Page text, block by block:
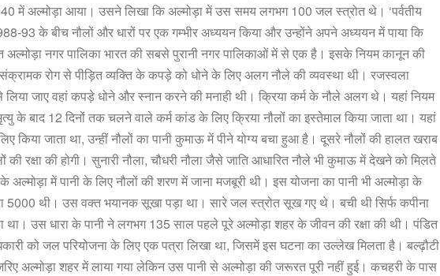
मेंअल्मोड़ाआया। उसनेलिखाकिअल्मोड़ामेंउससमयलगभग100 जलस्त्रोत थे। ‘पर्वतीय
93 केबीचनौलोंऔरधारोंपरएकगम्भीरअध्ययनकियाऔरउन्होंनेअपनेअध्ययनमेंपायाकि
अल्मोड़ानगरपालिकाभारतकीसबसेपुरानीनगरपालिकाओंमेंसेएकहै। इसकेनियमकानूनकी
संक्रामकरोगसेपीड़ितव्यक्तिकेकपड़ेकोधोनेकेलिएअलगनौलेकीव्यवस्था थी। रजस्वला
लियाजाएवहांकपड़ेधोनेऔरस्नानकरनेकीमनाही थी। क्रियाकर्मकेनौलेअलग थे। यहांनियम
केबाद 12 दिनोंतकचलनेवालेकर्मकांडकेलिएक्रियानौलोंकाइस्तेमालकियाजाता था। यहां
कियाजाता था, उन्हींनौलोंकापानीकुमाऊमेंपीनेयोग्यबचाहुआहै। दूसरेनौलोंकीहालतखराब
कीरक्षाकीहोगी। सुनारीनौला, चौधरीनौलाजैसेजातिआधारितनौलेभीकुमाऊमेंदेखनेकोमिलते
अल्मोड़ामेंपानीकेलिएनौलोंकीशरणमेंजानामजबूरी थी। इसयोजनाकापानीभीअल्मोड़ाके
5000 थी। उसवक्तभयानकसूखापड़ा था। सारेजलस्त्रोतसूखगए थे। बची थीसिर्फकपीना
था। उसधाराकेपानीनेलगभग135 सालपहलेपूरेअल्मोड़ाशहरकेजीवनकीरक्षाकी थी। पंडित
कोजलपरियोजनाकेलिएएकपत्रालिखा था, जिसमेंइसघटनाकाउल्लेखमिलताहै। बल्ढ़ौटी
अल्मोड़ाशहरमेंलायागयालेकिनउसपानीसेअल्मोड़ाकीजरूरतपूरीनहींहुई। कचहरीकेपास